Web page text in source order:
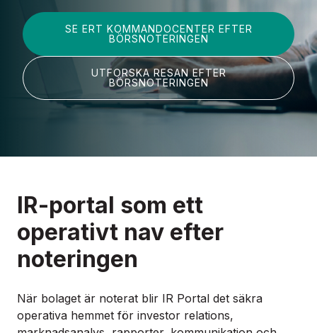
SE ERT KOMMANDOCENTER EFTER
BÖRSNOTERINGEN
UTFORSKA RESAN EFTER
BÖRSNOTERINGEN
IR-portal som ett
operativt nav efter
noteringen
När bolaget är noterat blir IR Portal det säkra
operativa hemmet för investor relations,